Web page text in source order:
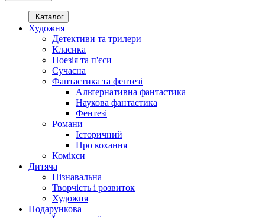
Каталог
Художня
Детективи та трилери
Класика
Поезія та п'єси
Сучасна
Фантастика та фентезі
Альтернативна фантастика
Наукова фантастика
Фентезі
Романи
Історичний
Про кохання
Комікси
Дитяча
Пізнавальна
Творчість і розвиток
Художня
Подарункова